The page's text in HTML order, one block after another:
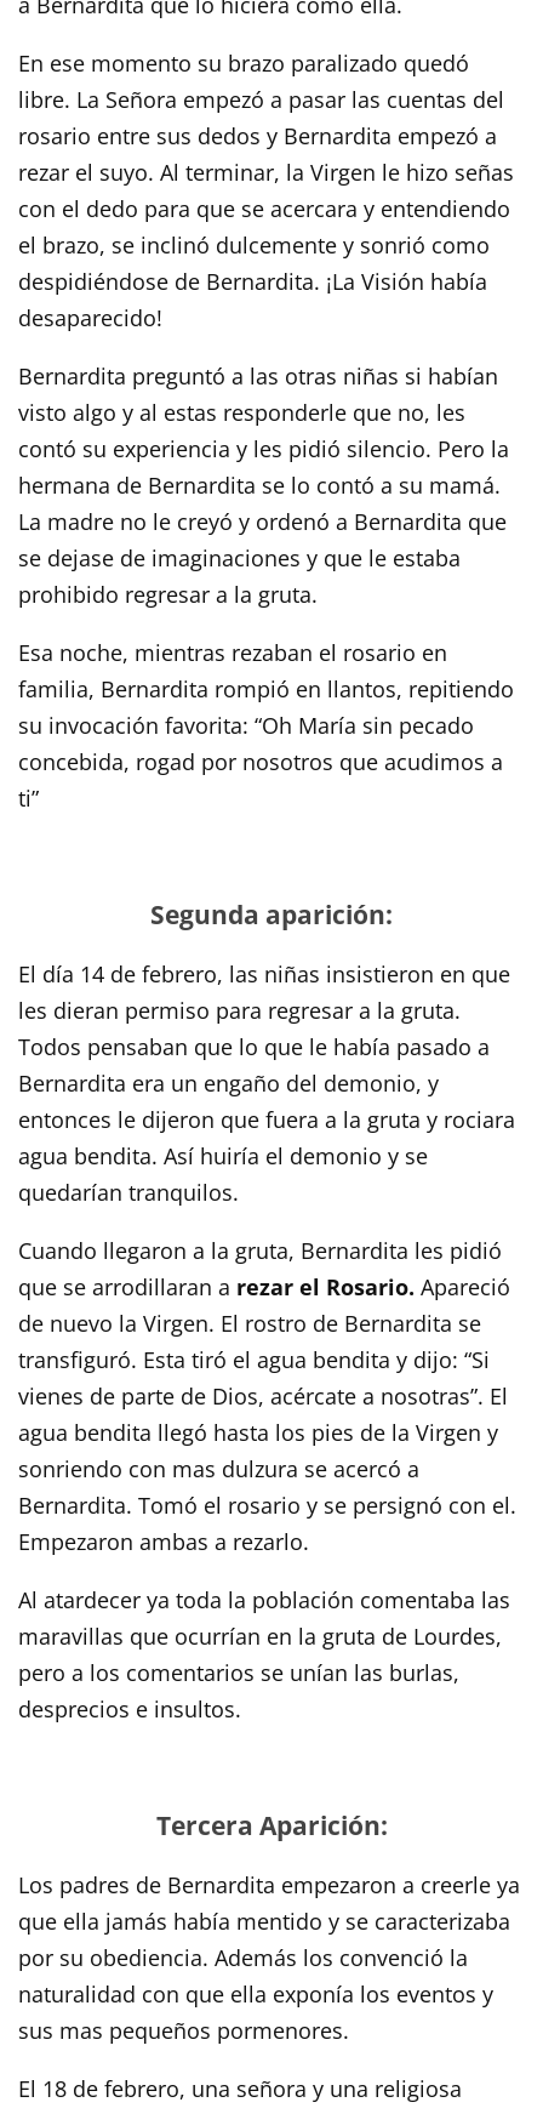
En ese momento su brazo paralizado quedó
libre. La Señora empezó a pasar las cuentas del
rosario entre sus dedos y Bernardita empezó a
rezar el suyo. Al terminar, la Virgen le hizo señas
con el dedo para que se acercara y entendiendo
el brazo, se inclinó dulcemente y sonrió como
despidiéndose de Bernardita. ¡La Visión había
desaparecido!
Bernardita preguntó a las otras niñas si habían
visto algo y al estas responderle que no, les
contó su experiencia y les pidió silencio. Pero la
hermana de Bernardita se lo contó a su mamá.
La madre no le creyó y ordenó a Bernardita que
se dejase de imaginaciones y que le estaba
prohibido regresar a la gruta.
Esa noche, mientras rezaban el rosario en
familia, Bernardita rompió en llantos, repitiendo
su invocación favorita: “Oh María sin pecado
concebida, rogad por nosotros que acudimos a
ti”
Segunda aparición:
El día 14 de febrero, las niñas insistieron en que
les dieran permiso para regresar a la gruta.
Todos pensaban que lo que le había pasado a
Bernardita era un engaño del demonio, y
entonces le dijeron que fuera a la gruta y rociara
agua bendita. Así huiría el demonio y se
quedarían tranquilos.
Cuando llegaron a la gruta, Bernardita les pidió
que se arrodillaran a rezar el Rosario. Apareció
de nuevo la Virgen. El rostro de Bernardita se
transfiguró. Esta tiró el agua bendita y dijo: “Si
vienes de parte de Dios, acércate a nosotras”. El
agua bendita llegó hasta los pies de la Virgen y
sonriendo con mas dulzura se acercó a
Bernardita. Tomó el rosario y se persignó con el.
Empezaron ambas a rezarlo.
Al atardecer ya toda la población comentaba las
maravillas que ocurrían en la gruta de Lourdes,
pero a los comentarios se unían las burlas,
desprecios e insultos.
Tercera Aparición:
Los padres de Bernardita empezaron a creerle ya
que ella jamás había mentido y se caracterizaba
por su obediencia. Además los convenció la
naturalidad con que ella exponía los eventos y
sus mas pequeños pormenores.
El 18 de febrero, una señora y una religiosa